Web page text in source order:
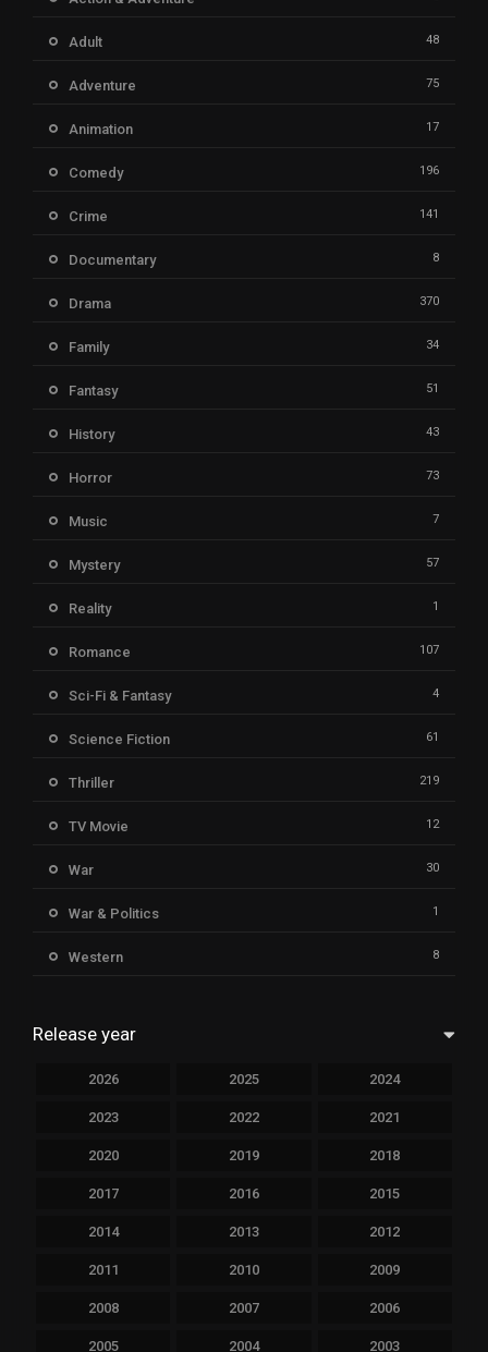
Adult 48
Adventure 75
Animation 17
Comedy 196
Crime 141
Documentary 8
Drama 370
Family 34
Fantasy 51
History 43
Horror 73
Music 7
Mystery 57
Reality 1
Romance 107
Sci-Fi & Fantasy 4
Science Fiction 61
Thriller 219
TV Movie 12
War 30
War & Politics 1
Western 8
Release year
2026 2025 2024
2023 2022 2021
2020 2019 2018
2017 2016 2015
2014 2013 2012
2011 2010 2009
2008 2007 2006
2005 2004 2003